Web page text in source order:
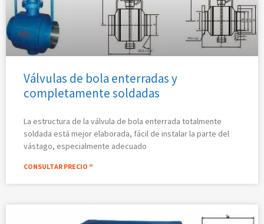
Válvulas de bola enterradas y
completamente soldadas
La estructura de la válvula de bola enterrada totalmente
soldada está mejor elaborada, fácil de instalar la parte del
vástago, especialmente adecuado
CONSULTAR PRECIO "